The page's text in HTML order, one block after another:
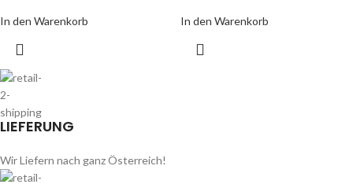
In den Warenkorb In den Warenkorb
LIEFERUNG
Wir Liefern nach ganz Österreich!